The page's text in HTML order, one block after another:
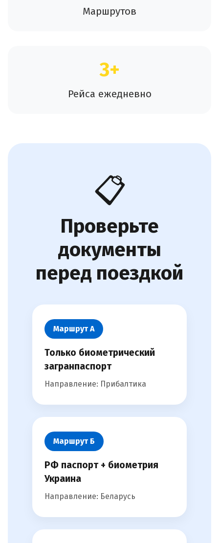
Маршрутов
3+
Рейса ежедневно
📋
Проверьте
документы
перед поездкой
Маршрут А
Только биометрический
загранпаспорт
Направление: Прибалтика
Маршрут Б
РФ паспорт + биометрия
Украина
Направление: Беларусь